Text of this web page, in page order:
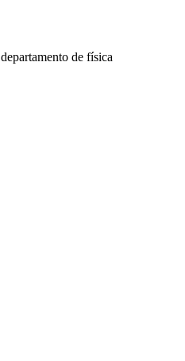
departamento de física